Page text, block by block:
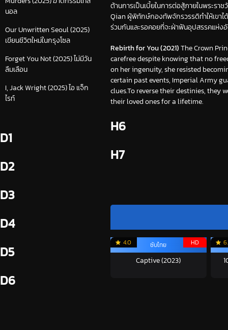
นอล
Our Unwritten Seoul (2025)
เขียนชีวิตใหม่ในกรุงโซล
Forget You Not (2025) ไม่มีวัน
ลืมเลือน
I, Jack Wright (2025) ไอ แจ็ก
ไรท์
D1
D2
D3
D4
D5
D6
ต้านการเป็นเบี้ยในการต่อสู้ภายในพระร
Qian ผู้พิทักษ์กองทัพจักรวรรดิทำให้เขาไ
ร่วมกันและรอคอยที่จะฝ่าฟันอุปสรรคแห่
Rebirth for You (2021)The Crown
carefree despite knowing that no
on her ingenuity, she resisted
certain past events, Imperial Army
clues.To reverse their destinies,
their loved ones for a lifetime.
H6
H7
4.0 HD
ซับไทย
Captive (2023)